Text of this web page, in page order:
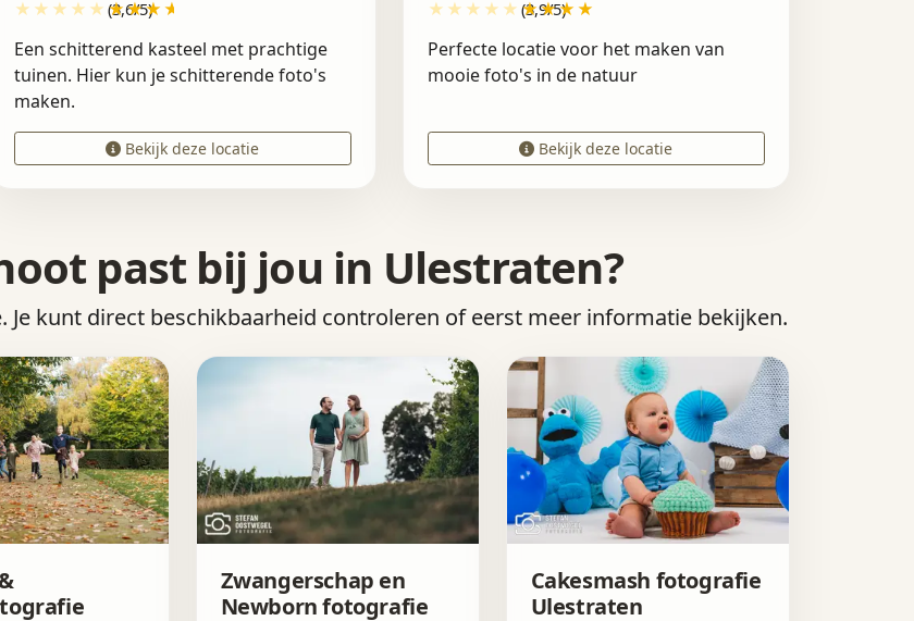
(3,6/5)
Een schitterend kasteel met prachtige
tuinen. Hier kun je schitterende foto's
maken.
Bekijk deze locatie
(3,9/5)
Perfecte locatie voor het maken van
mooie foto's in de natuur
Bekijk deze locatie
past bij jou in Ulestraten?
kunt direct beschikbaarheid controleren of eerst meer informatie bekijken.
Zwangerschap en
Newborn fotografie
Cakesmash fotografie
Ulestraten